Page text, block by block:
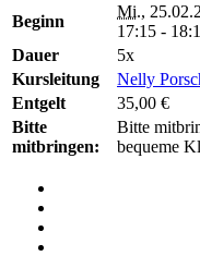
Beginn
Mi.,
17:15 -
Dauer
5x
Kursleitung
Nelly
Entgelt
35,00 €
Bitte
mitbringen:
Bitte
bequeme